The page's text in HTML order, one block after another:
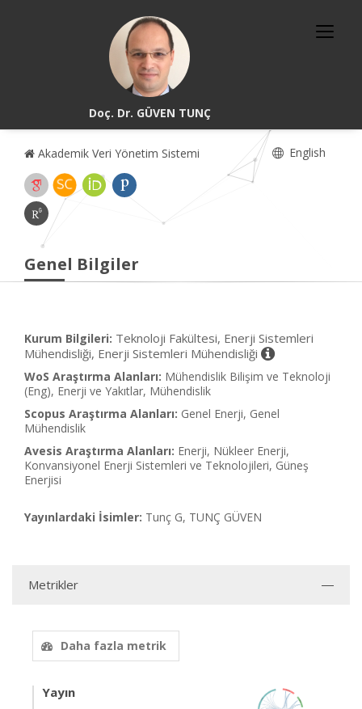
Doç. Dr. GÜVEN TUNÇ
Akademik Veri Yönetim Sistemi English
Genel Bilgiler
Kurum Bilgileri: Teknoloji Fakültesi, Enerji Sistemleri
Mühendisliği, Enerji Sistemleri Mühendisliği
WoS Araştırma Alanları: Mühendislik Bilişim ve Teknoloji
(Eng), Enerji ve Yakıtlar, Mühendislik
Scopus Araştırma Alanları: Genel Enerji, Genel
Mühendislik
Avesis Araştırma Alanları: Enerji, Nükleer Enerji,
Konvansiyonel Enerji Sistemleri ve Teknolojileri, Güneş
Enerjisi
Yayınlardaki İsimler: Tunç G, TUNÇ GÜVEN
Metrikler
Daha fazla metrik
Yayın